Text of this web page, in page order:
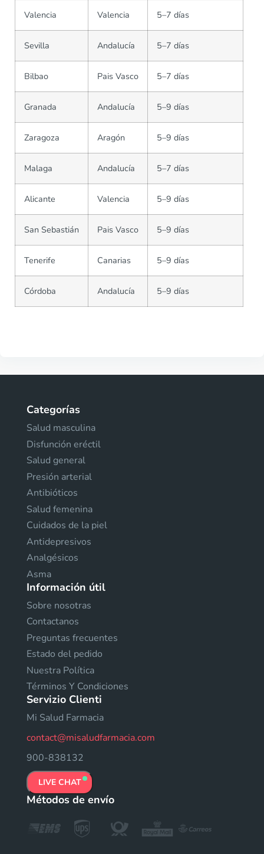
Valencia Valencia 5–7 días
Sevilla Andalucía 5–7 días
Bilbao Pais Vasco 5–7 días
Granada Andalucía 5–9 días
Zaragoza Aragón 5–9 días
Malaga Andalucía 5–7 días
Alicante Valencia 5–9 días
San Sebastián Pais Vasco 5–9 días
Tenerife Canarias 5–9 días
Córdoba Andalucía 5–9 días
Categorías
Salud masculina
Disfunción eréctil
Salud general
Presión arterial
Antibióticos
Salud femenina
Cuidados de la piel
Antidepresivos
Analgésicos
Asma
Información útil
Sobre nosotras
Contactanos
Preguntas frecuentes
Estado del pedido
Nuestra Política
Términos Y Condiciones
Servizio Clienti
Mi Salud Farmacia
contact@misaludfarmacia.com
900-838132
LIVE CHAT
Métodos de envío